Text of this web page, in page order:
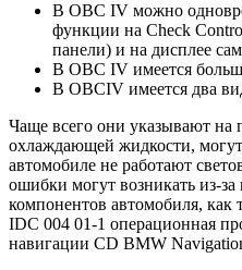
В OBC IV можно
функции на Check
панели) и на дисплее
В OBC IV имеется
В OBCIV имеется два
Чаще всего они указывают на
охлаждающей жидкости,
автомобиле не работают
ошибки могут возникать из-
компонентов автомобиля,
IDC 004 01-1 операционная
навигации CD BMW